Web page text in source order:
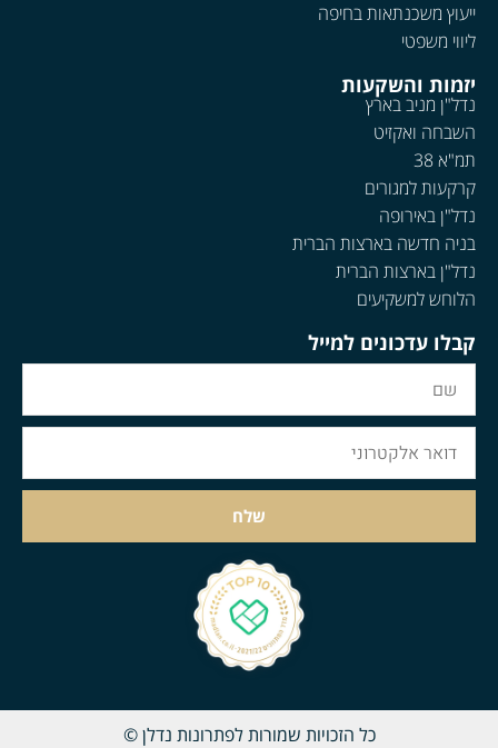
ייעוץ משכנתאות בחיפה
ליווי משפטי
יזמות והשקעות
נדל"ן מניב בארץ
השבחה ואקזיט
תמ"א 38
קרקעות למגורים
נדל"ן באירופה
בניה חדשה בארצות הברית
נדל"ן בארצות הברית
הלוחש למשקיעים
קבלו עדכונים למייל
שלח
כל הזכויות שמורות לפתרונות נדלן ©